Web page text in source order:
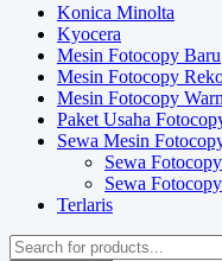
Konica Minolta
Kyocera
Mesin Fotocopy Baru
Mesin Fotocopy
Mesin Fotocopy
Paket Usaha
Sewa Mesin
Sewa
Sewa
Terlaris